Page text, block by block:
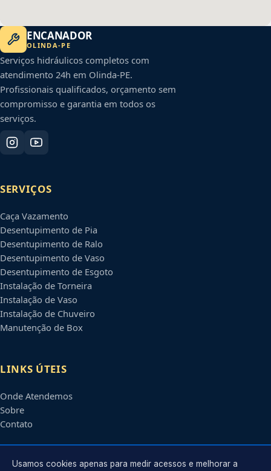
ENCANADOR
OLINDA-PE
Serviços hidráulicos completos com
atendimento 24h em Olinda-PE.
Profissionais qualificados, orçamento sem
compromisso e garantia em todos os
serviços.
SERVIÇOS
Caça Vazamento
Desentupimento de Pia
Desentupimento de Ralo
Desentupimento de Vaso
Desentupimento de Esgoto
Instalação de Torneira
Instalação de Vaso
Instalação de Chuveiro
Manutenção de Box
LINKS ÚTEIS
Onde Atendemos
Sobre
Contato
CONTATO
Usamos cookies apenas para medir acessos e melhorar a